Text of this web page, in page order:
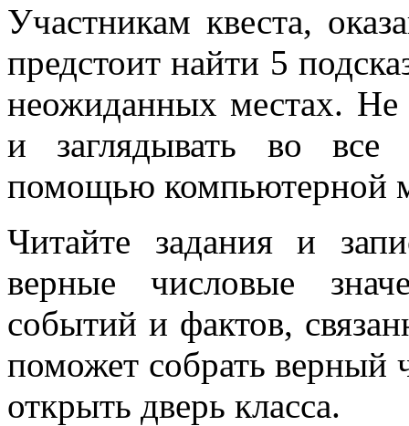
Участникам квеста,
предстоит найти 5
неожиданных местах. Не
и заглядывать во все
помощью
Читайте задания и
верные числовые
событий и фактов,
поможет собрать верный
открыть дверь класса.